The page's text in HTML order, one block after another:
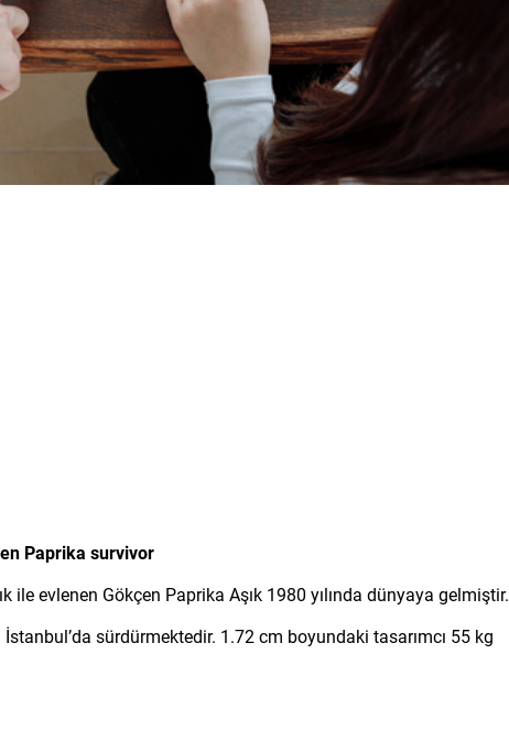
Paprika survivor
ile evlenen Gökçen Paprika Aşık 1980 yılında dünyaya gelmiştir.
sürdürmektedir. 1.72 cm boyundaki tasarımcı 55 kg